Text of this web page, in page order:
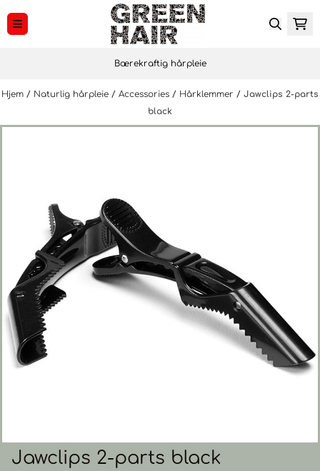
Hopp til innhold
Bærekraftig hårpleie
Hjem / Naturlig hårpleie / Accessories / Hårklemmer / Jawclips 2-parts
black
Jawclips 2-parts black